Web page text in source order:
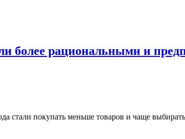
более рациональными и
стали покупать меньше товаров и чаще